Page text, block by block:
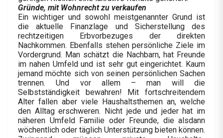
Gründe, mit Wohnrecht zu verkaufen
Ein wichtiger und sowohl meistgenannter Grund ist
die aktuelle Finanzlage und Sicherstellung des
rechtzeitigen Erbvorbezuges der direkten
Nachkommen. Ebenfalls stehen persönliche Ziele im
Vordergrund. Man schätzt die Nachbarn, hat Freunde
im nahen Umfeld und ist sehr gut eingerichtet. Kaum
jemand möchte sich von seinen persönlichen Sachen
trennen. Und vor allem – man will die
Selbstständigkeit bewahren! Mit fortschreitendem
Alter fallen aber viele Haushaltsthemen an, welche
den Alltag erschweren. Nicht jede und jeder hat im
näheren Umfeld Familie oder Freunde, die alsdann
wöchentlich oder täglich Unterstützung bieten können.